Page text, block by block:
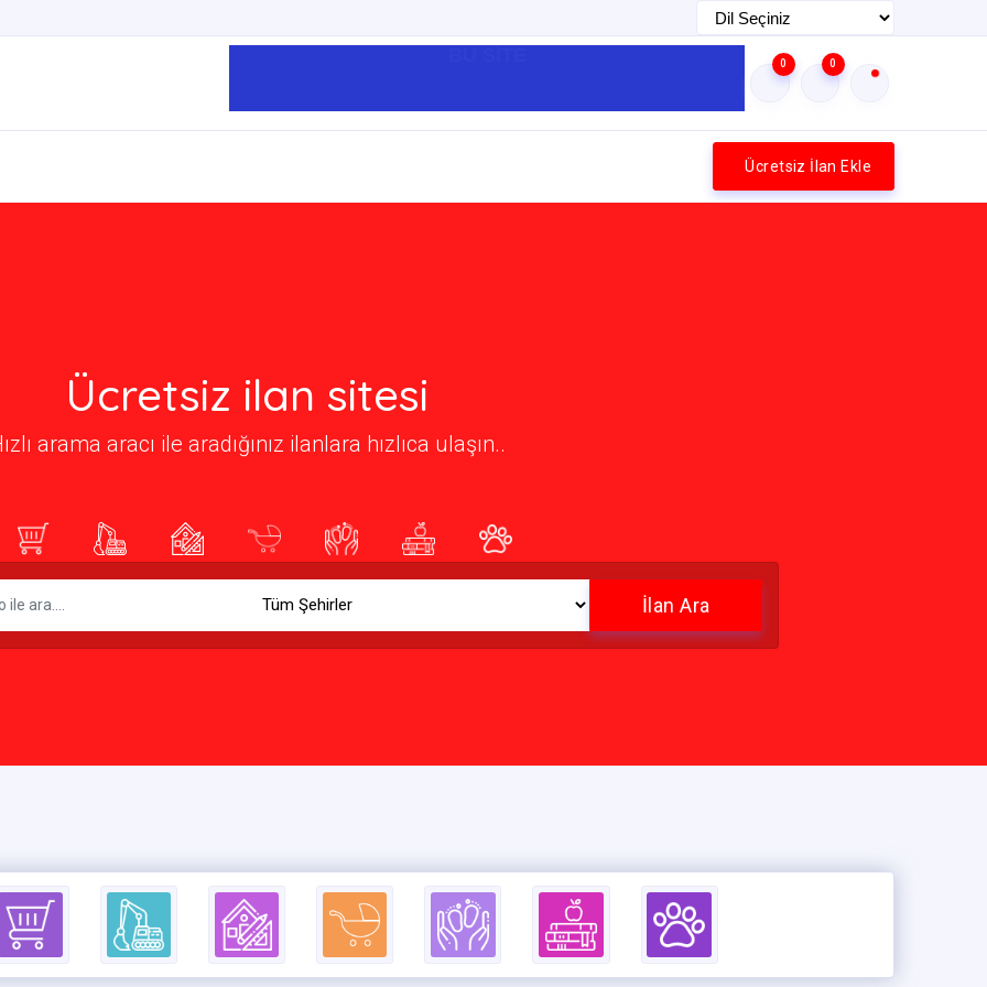
0 0
Ücretsiz İlan Ekle
Ücretsiz ilan sitesi
arama aracı ile aradığınız ilanlara hızlıca ulaşın..
İlan Ara